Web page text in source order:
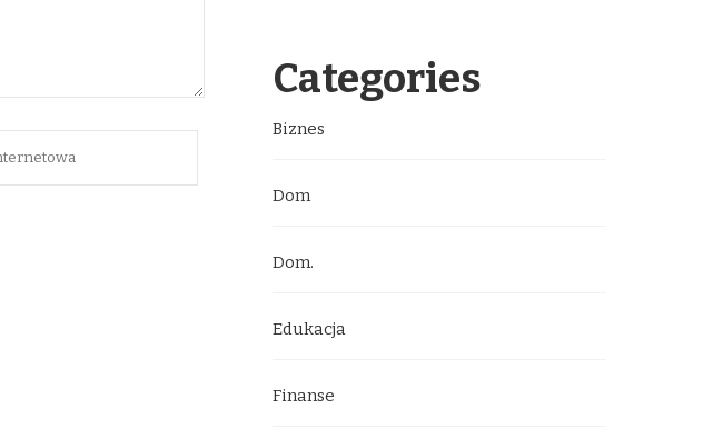
Categories
Biznes
Dom
Dom.
Edukacja
Finanse